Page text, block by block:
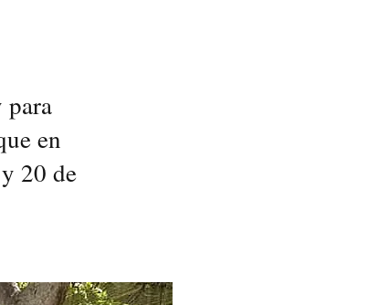
en
20 de